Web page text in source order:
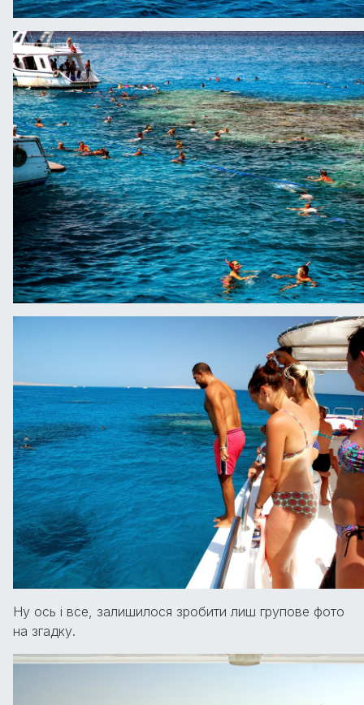
Ну ось і все, залишилося зробити лиш групове фото
на згадку.